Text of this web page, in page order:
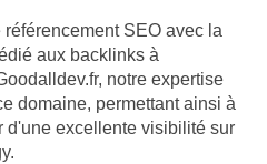
SEO avec la
aux backlinks à
notre expertise
domaine, permettant ainsi à
d'une excellente visibilité sur